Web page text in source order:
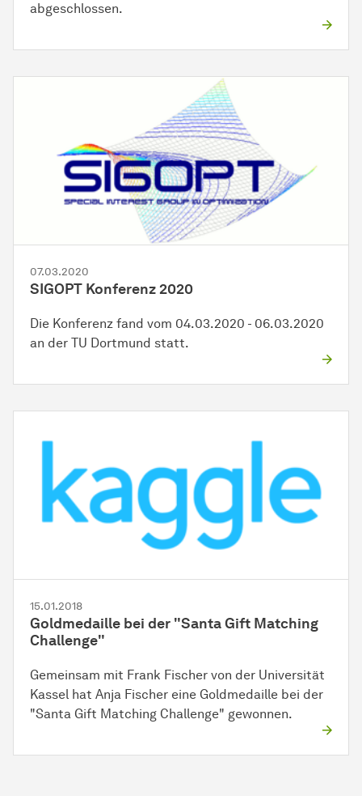
abgeschlossen.
07.03.2020
SIGOPT Konferenz 2020
Die Konferenz fand vom 04.03.2020 - 06.03.2020
an der TU Dortmund statt.
15.01.2018
Goldmedaille bei der "Santa Gift Matching
Challenge"
Gemeinsam mit Frank Fischer von der Universität
Kassel hat Anja Fischer eine Goldmedaille bei der
"Santa Gift Matching Challenge" gewonnen.